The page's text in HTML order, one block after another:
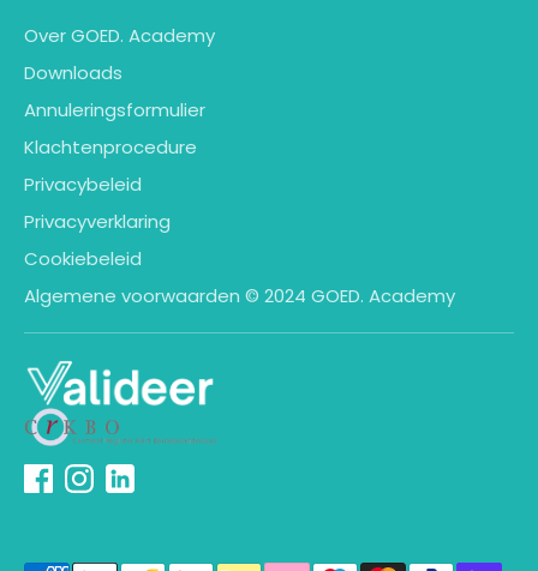
Over GOED. Academy
Downloads
Annuleringsformulier
Klachtenprocedure
Privacybeleid
Privacyverklaring
Cookiebeleid
Algemene voorwaarden © 2024 GOED. Academy
Geaccepteerde